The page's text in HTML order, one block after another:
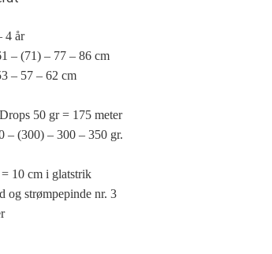
4 år
– (71) – 77 – 86 cm
– 57 – 62 cm
50 gr = 175 meter
– (300) – 300 – 350 gr.
10 cm i glatstrik
og strømpepinde nr. 3